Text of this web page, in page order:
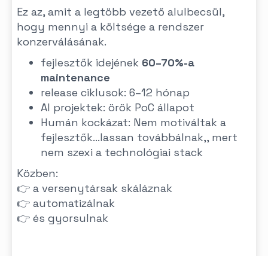
Ez az, amit a legtöbb vezető alulbecsül,
hogy mennyi a költsége a rendszer
konzerválásának.
fejlesztők idejének 60–70%-a
maintenance
release ciklusok: 6–12 hónap
AI projektek: örök PoC állapot
Humán kockázat: Nem motiváltak a
fejlesztők...lassan továbbálnak,, mert
nem szexi a technológiai stack
Közben:
👉 a versenytársak skáláznak
👉 automatizálnak
👉 és gyorsulnak